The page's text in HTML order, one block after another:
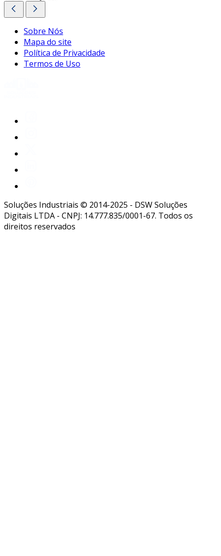
Sobre Nós
Mapa do site
Política de Privacidade
Termos de Uso
Soluções Industriais © 2014-2025 - DSW Soluções
Digitais LTDA - CNPJ: 14.777.835/0001-67. Todos os
direitos reservados